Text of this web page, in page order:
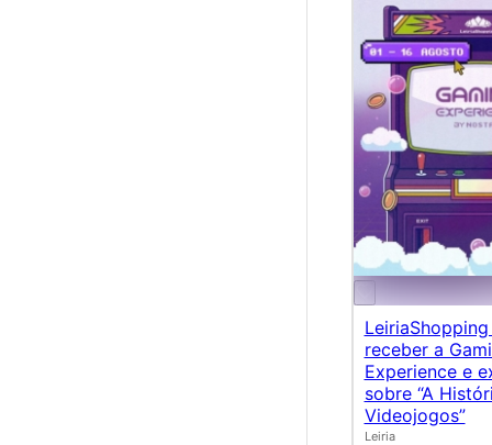
receber a
Experience e
sobre “A
Videojogos”
Leiria